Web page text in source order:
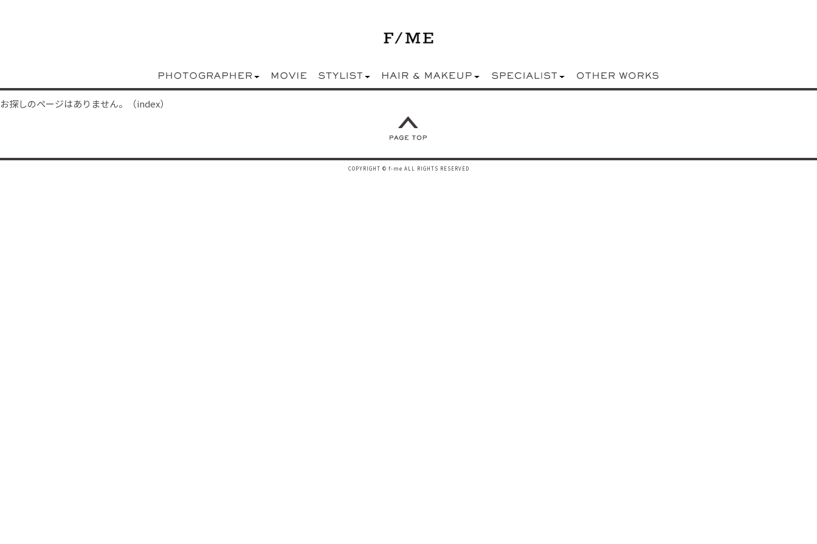
お探しのページはありません。（index）
COPYRIGHT © f-me ALL RIGHTS RESERVED